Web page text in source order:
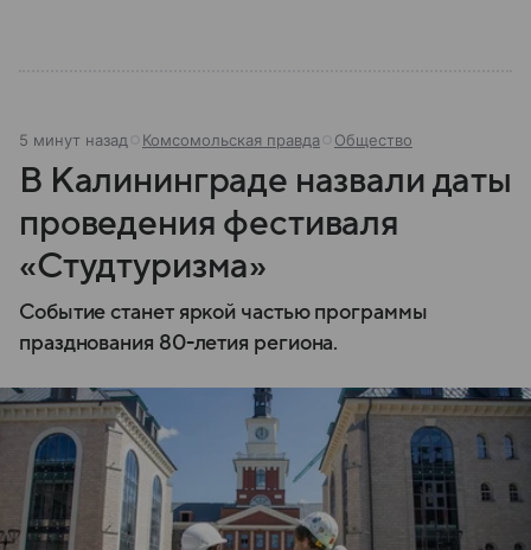
5 минут назад Комсомольская правда Общество
В Калининграде назвали даты
проведения фестиваля
«Студтуризма»
Событие станет яркой частью программы
празднования 80-летия региона.